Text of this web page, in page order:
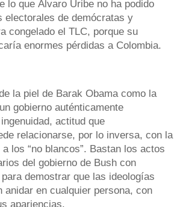
lo que Álvaro Uribe no ha podido
electorales de demócratas y
congelado el TLC, porque su
enormes pérdidas a Colombia.
la piel de Barak Obama como la
gobierno auténticamente
actitud que
relacionarse, por lo inversa, con la
los “no blancos”. Bastan los actos
del gobierno de Bush con
demostrar que las ideologías
anidar en cualquier persona, con
apariencias.